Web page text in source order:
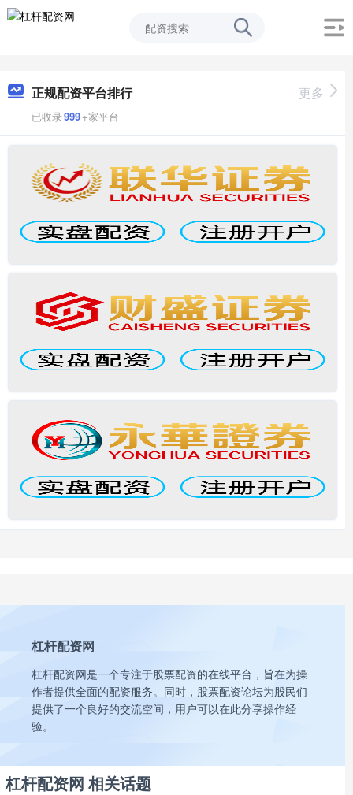
正规配资平台排行
已收录999+家平台
更多
杠杆配资网
杠杆配资网是一个专注于股票配资的在线平台，旨在为操
作者提供全面的配资服务。同时，股票配资论坛为股民们
提供了一个良好的交流空间，用户可以在此分享操作经
验。
杠杆配资网 相关话题